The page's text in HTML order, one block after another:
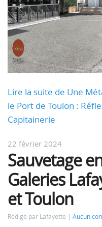
Lire la suite de Une
le Port de Toulon :
Capitainerie
22 février 2024
Sauvetage
Galeries
et Toulon
Rédigé par Lafayette
Aucun